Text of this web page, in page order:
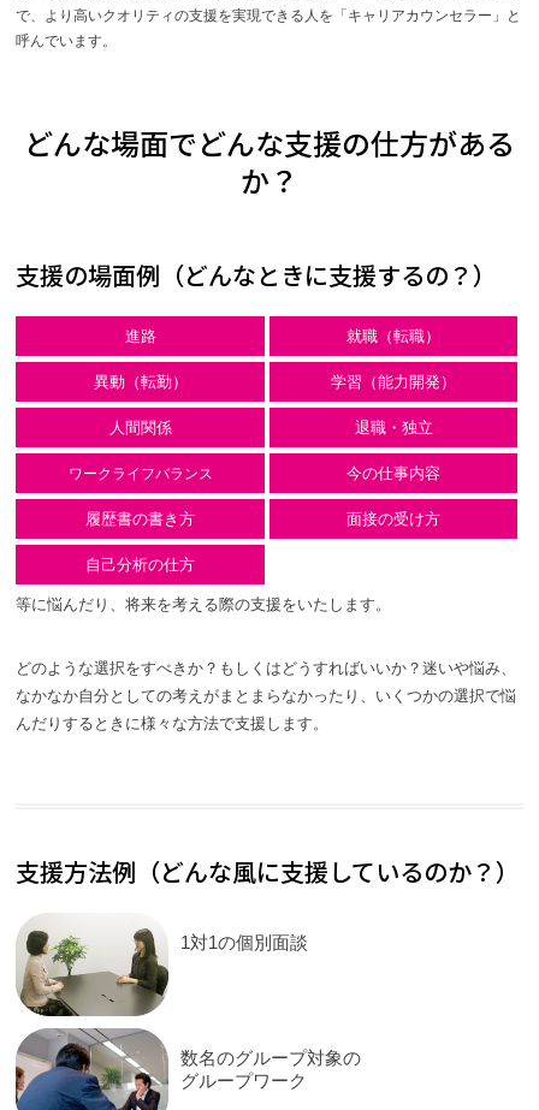
で、より高いクオリティの支援を実現できる人を「キャリアカウンセラー」と
呼んでいます。
どんな場面でどんな支援の仕方がある
か？
支援の場面例（どんなときに支援するの？）
進路 就職（転職）
異動（転勤） 学習（能力開発）
人間関係 退職・独立
ワークライフバランス 今の仕事内容
履歴書の書き方 面接の受け方
自己分析の仕方
等に悩んだり、将来を考える際の支援をいたします。
どのような選択をすべきか？もしくはどうすればいいか？迷いや悩み、
なかなか自分としての考えがまとまらなかったり、いくつかの選択で悩
んだりするときに様々な方法で支援します。
支援方法例（どんな風に支援しているのか？）
1対1の個別面談
数名のグループ対象の
グループワーク